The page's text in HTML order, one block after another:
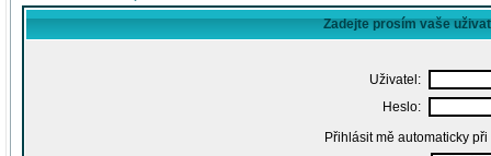
Zadejte prosím vaše
Uživatel:
Heslo:
Přihlásit mě automaticky